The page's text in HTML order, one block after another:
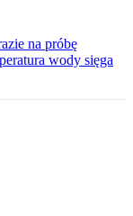
na próbę
wody sięga